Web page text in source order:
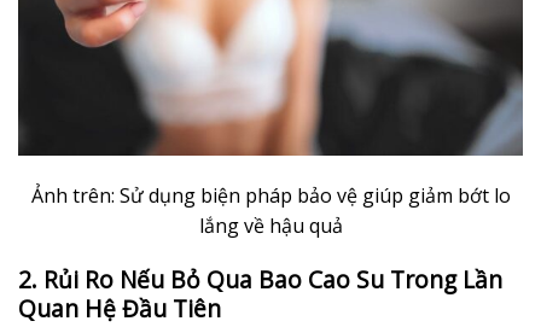
Ảnh trên: Sử dụng biện pháp bảo vệ giúp giảm bớt lo
lắng về hậu quả
2. Rủi Ro Nếu Bỏ Qua Bao Cao Su Trong Lần
Quan Hệ Đầu Tiên